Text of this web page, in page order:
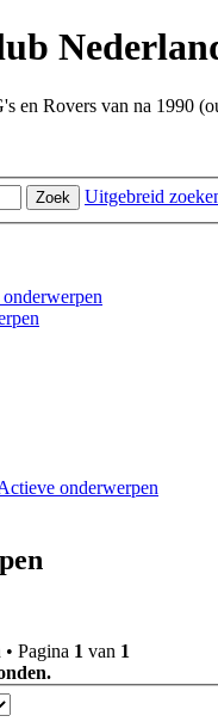
en Rovers van na 1990
Zoek Uitgebreid
onderwerpen
Pagina 1 van 1